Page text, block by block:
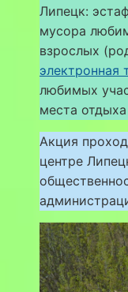
Липецк:
мусора
взрослых
электронная
любимых
места
Акция
центре